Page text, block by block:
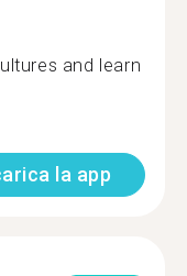
and learn
la app